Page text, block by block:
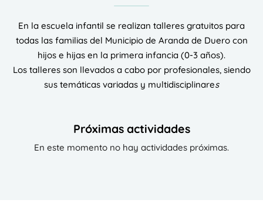
En la escuela infantil se realizan talleres gratuitos para
todas las familias del Municipio de Aranda de Duero con
hijos e hijas en la primera infancia (0-3 años).
Los talleres son llevados a cabo por profesionales, siendo
sus temáticas variadas y multidisciplinares
Próximas actividades
En este momento no hay actividades próximas.